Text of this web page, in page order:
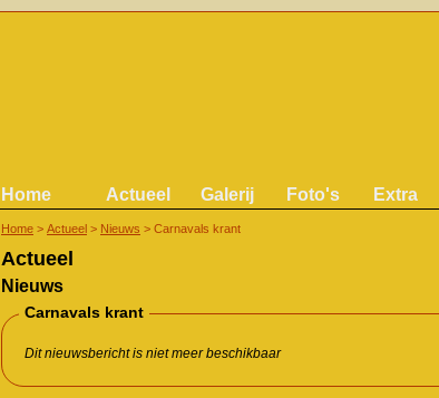
Home Actueel Galerij Foto's Extra
Home > Actueel > Nieuws > Carnavals krant
Actueel
Nieuws
Carnavals krant
Dit nieuwsbericht is niet meer beschikbaar